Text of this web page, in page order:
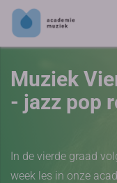
Muziek
- jazz pop
In de vierde graad
week les in onze